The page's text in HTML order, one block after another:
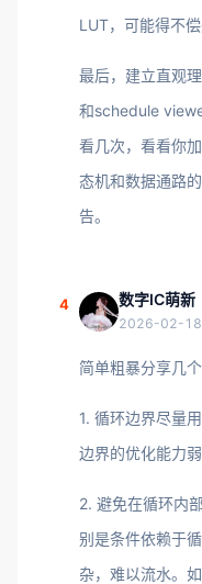
LUT，可能得不偿
最后，建立直观
和schedule
看几次，看看你
态机和数据通路
告。
4 数字IC萌新
2026-02-
简单粗暴分享几
1. 循环边界尽量
边界的优化能力弱
2. 避免在循环内
别是条件依赖于
杂，难以流水。